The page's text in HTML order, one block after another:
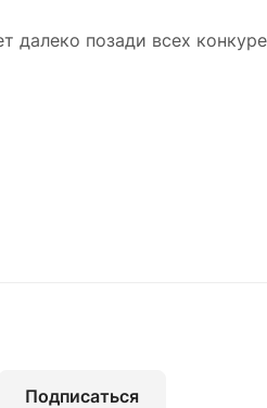
позади всех
Подписаться